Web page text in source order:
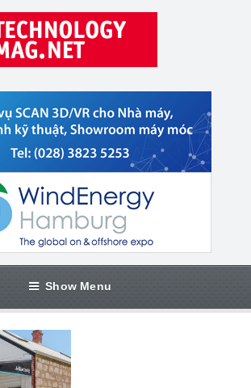
Show Menu